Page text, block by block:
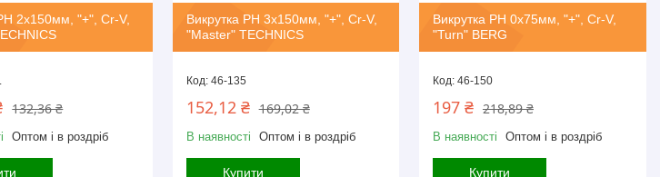
2х150мм, "+", Cr-V,
132,36 ₴
Оптом і в роздріб
Викрутка PH 3х150мм, "+", Cr-V,
"Master" TECHNICS
46-135
169,02 ₴
152,12 ₴
В наявності Оптом і в роздріб
Купити
Викрутка PH 0х75мм, "+", Cr-V,
"Turn" BERG
46-150
218,89 ₴
197 ₴
В наявності Оптом і в роздріб
Купити